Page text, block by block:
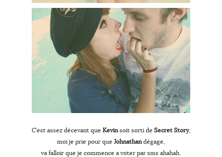
C’est assez décevant que Kevinsoit sorti de Secret Story,
moi je prie pour que Johnathandégage,
va falloir que je commence a voter par sms ahahah.